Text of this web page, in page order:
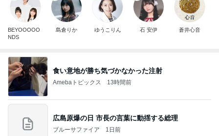
BEYOOOOO
NDS
島倉りか ゆうこりん 石 安伊 蒼井心音
食い意地が勝ち気づかなかった注射
Amebaトピックス 13時間前
広島原爆の日 市長の言葉に動揺する総理
ブルーサファイア 1日前